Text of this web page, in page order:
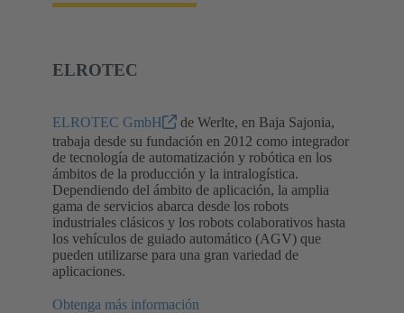
ELROTEC
ELROTEC GmbH
de Werlte, en Baja Sajonia,
trabaja desde su fundación en 2012 como integrador
de tecnología de automatización y robótica en los
ámbitos de la producción y la intralogística.
Dependiendo del ámbito de aplicación, la amplia
gama de servicios abarca desde los robots
industriales clásicos y los robots colaborativos hasta
los vehículos de guiado automático (AGV) que
pueden utilizarse para una gran variedad de
aplicaciones.
Obtenga más información